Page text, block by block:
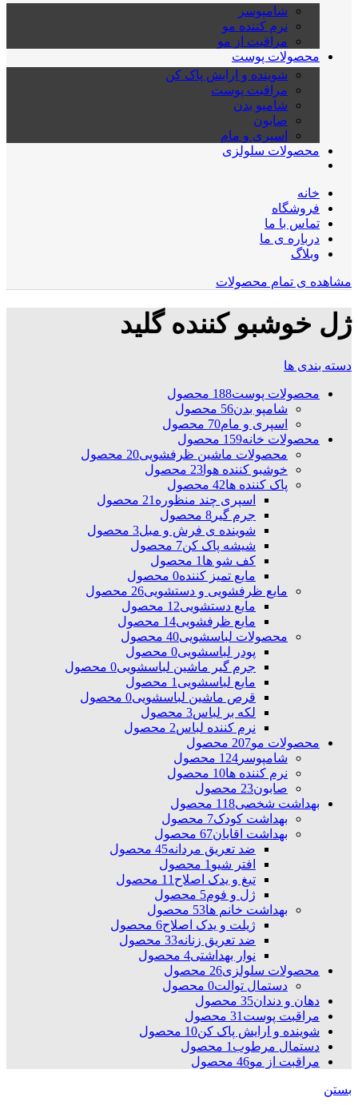
شامپوسر
نرم کننده مو
مراقبت از مو
محصولات پوست
شوینده و ارایش پاک کن
مراقبت پوست
شامپو بدن
صابون
اسپری و مام
محصولات سلولزی
خانه
فروشگاه
تماس با ما
درباره ی ما
وبلاگ
مشاهده ی تمام محصولات
ژل خوشبو کننده گلید
دسته بندی ها
محصولات پوست188 محصول
شامپو بدن56 محصول
اسپری و مام70 محصول
محصولات خانه159 محصول
محصولات ماشین ظرفشویی20 محصول
خوشبو کننده هوا 23 محصول
پاک کننده ها42 محصول
اسپری چند منظوره 21 محصول
جرم گیر 8 محصول
شوینده ی فرش و مبل3 محصول
شیشه پاک کن7 محصول
کف شو ها 1 محصول
مایع تمیز کننده0 محصول
مایع ظرفشویی و دستشویی26 محصول
مایع دستشویی12 محصول
مایع ظرفشویی14 محصول
محصولات لباسشویی40 محصول
پودر لباسشویی0 محصول
جرم گیر ماشین لباسشویی0 محصول
مایع لباسشویی 1 محصول
قرص ماشین لباسشویی0 محصول
لکه بر لباس3 محصول
نرم کننده لباس2 محصول
محصولات مو207 محصول
شامپوسر 124 محصول
نرم کننده ها10 محصول
صابون23 محصول
بهداشت شخصی118 محصول
بهداشت کودک7 محصول
بهداشت اقایان67 محصول
ضد تعریق مردانه45 محصول
افتر شیو 1 محصول
تیغ و یدک اصلاح 11 محصول
ژل و فوم5 محصول
بهداشت خانم ها53 محصول
ژیلت و یدک اصلاح6 محصول
ضد تعریق زنانه33 محصول
نوار بهداشتی4 محصول
محصولات سلولزی26 محصول
دستمال توالت0 محصول
دهان و دندان35 محصول
مراقبت پوست 31 محصول
شوینده و ارایش پاک کن10 محصول
دستمال مرطوب 1 محصول
مراقبت از مو46 محصول
بستن